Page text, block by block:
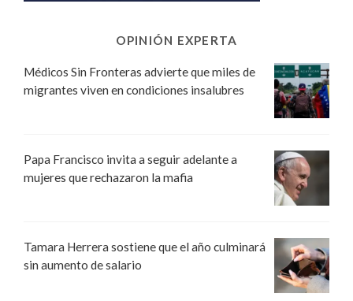
OPINIÓN EXPERTA
Médicos Sin Fronteras advierte que miles de
migrantes viven en condiciones insalubres
Papa Francisco invita a seguir adelante a
mujeres que rechazaron la mafia
Tamara Herrera sostiene que el año culminará
sin aumento de salario